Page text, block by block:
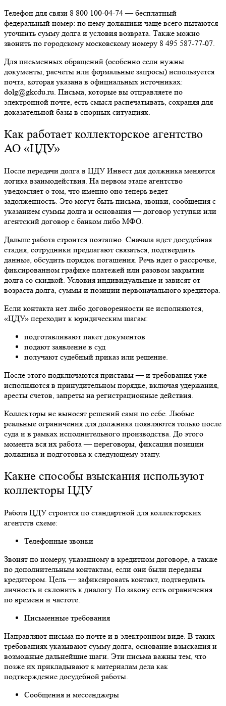
Телефон для связи 8 800 100-04-74 — бесплатный
федеральный номер: по нему должники чаще всего пытаются
уточнить сумму долга и условия возврата. Также можно
звонить по городскому московскому номеру 8 495 587-77-07.
Для письменных обращений (особенно если нужны
документы, расчеты или формальные запросы) используется
почта, которая указана в официальных источниках:
dolg@gkcdu.ru. Письма, которые вы отправляете по
электронной почте, есть смысл распечатывать, сохраняя для
доказательной базы в спорных ситуациях.
Как работает коллекторское агентство
АО «ЦДУ»
После передачи долга в ЦДУ Инвест для должника меняется
логика взаимодействия. На первом этапе агентство
уведомляет о том, что именно оно теперь ведет
задолженность. Это могут быть письма, звонки, сообщения с
указанием суммы долга и основания — договор уступки или
агентский договор с банком либо МФО.
Дальше работа строится поэтапно. Сначала идет досудебная
стадия, сотрудники предлагают связаться, подтвердить
данные, обсудить порядок погашения. Речь идет о рассрочке,
фиксированном графике платежей или разовом закрытии
долга со скидкой. Условия индивидуальные и зависят от
возраста долга, суммы и позиции первоначального кредитора.
Если контакта нет либо договоренности не исполняются,
«ЦДУ» переходит к юридическим шагам:
подготавливают пакет документов
подают заявление в суд
получают судебный приказ или решение.
После этого подключаются приставы — и требования уже
исполняются в принудительном порядке, включая удержания,
аресты счетов, запреты на регистрационные действия.
Коллекторы не выносят решений сами по себе. Любые
реальные ограничения для должника появляются только после
суда и в рамках исполнительного производства. До этого
момента вся их работа — переговоры, фиксация позиции
должника и подготовка к следующему этапу.
Какие способы взыскания используют
коллекторы ЦДУ
Работа ЦДУ строится по стандартной для коллекторских
агентств схеме:
Телефонные звонки
Звонят по номеру, указанному в кредитном договоре, а также
по дополнительным контактам, если они были переданы
кредитором. Цель — зафиксировать контакт, подтвердить
личность и склонить к диалогу. По закону есть ограничения
по времени и частоте.
Письменные требования
Направляют письма по почте и в электронном виде. В таких
требованиях указывают сумму долга, основание взыскания и
возможные дальнейшие шаги. Эти письма важны тем, что
позже их прикладывают к материалам дела как
подтверждение досудебной работы.
Сообщения и мессенджеры